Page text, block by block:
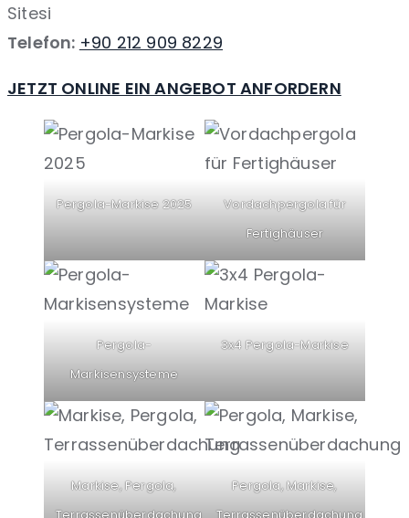
Sitesi
Telefon: +90 212 909 8229
JETZT ONLINE EIN ANGEBOT ANFORDERN
Pergola-Markise 2025
Vordachpergola für
Fertighäuser
Pergola-
Markisensysteme
3x4 Pergola-Markise
Markise, Pergola,
Pergola, Markise,